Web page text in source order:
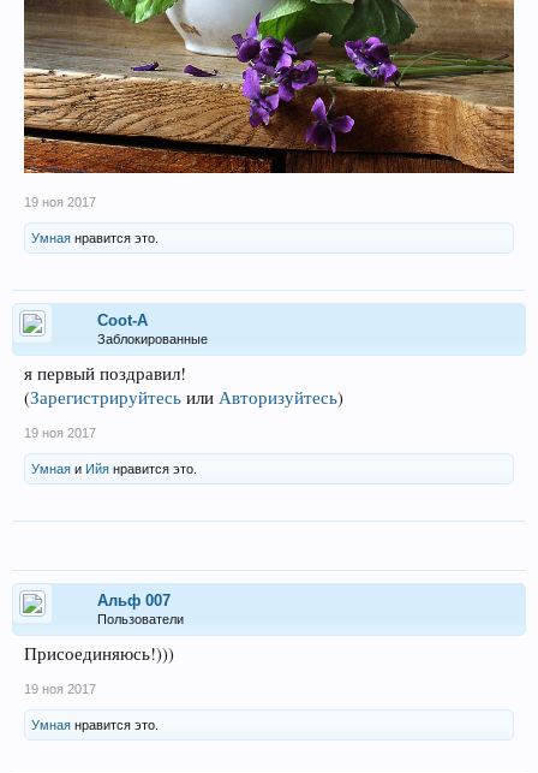
19 ноя 2017
Умная нравится это.
Coot-A
Заблокированные
я первый поздравил!
(Зарегистрируйтесь или Авторизуйтесь)
19 ноя 2017
Умная и Ийя нравится это.
Альф 007
Пользователи
Присоединяюсь!)))
19 ноя 2017
Умная нравится это.